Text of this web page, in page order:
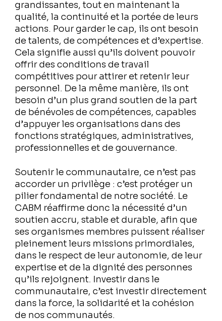
grandissantes, tout en maintenant la
qualité, la continuité et la portée de leurs
actions. Pour garder le cap, ils ont besoin
de talents, de compétences et d’expertise.
Cela signifie aussi qu’ils doivent pouvoir
offrir des conditions de travail
compétitives pour attirer et retenir leur
personnel. De la même manière, ils ont
besoin d’un plus grand soutien de la part
de bénévoles de compétences, capables
d’appuyer les organisations dans des
fonctions stratégiques, administratives,
professionnelles et de gouvernance.
Soutenir le communautaire, ce n’est pas
accorder un privilège : c’est protéger un
pilier fondamental de notre société. Le
CABM réaffirme donc la nécessité d’un
soutien accru, stable et durable, afin que
ses organismes membres puissent réaliser
pleinement leurs missions primordiales,
dans le respect de leur autonomie, de leur
expertise et de la dignité des personnes
qu’ils rejoignent. Investir dans le
communautaire, c’est investir directement
dans la force, la solidarité et la cohésion
de nos communautés.